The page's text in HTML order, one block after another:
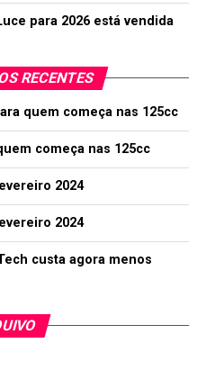
para 2026 está vendida
RECENTES
quem começa nas 125cc
começa nas 125cc
2024
2024
custa agora menos